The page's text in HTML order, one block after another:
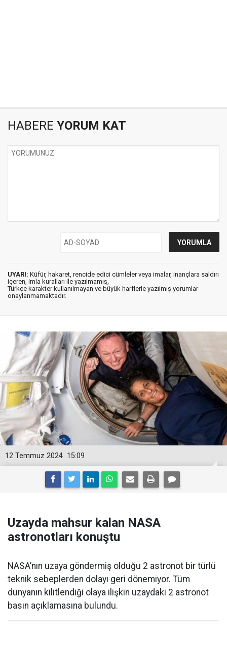
HABERE YORUM KAT
UYARI: Küfür, hakaret, rencide edici cümleler veya imalar, inançlara saldırı
içeren, imla kuralları ile yazılmamış,
Türkçe karakter kullanılmayan ve büyük harflerle yazılmış yorumlar
onaylanmamaktadır.
15:09
12 Temmuz 2024
Uzayda mahsur kalan NASA
astronotları konuştu
NASA’nın uzaya göndermiş olduğu 2 astronot bir türlü
teknik sebeplerden dolayı geri dönemiyor. Tüm
dünyanın kilitlendiği olaya ilişkin uzaydaki 2 astronot
basın açıklamasına bulundu.